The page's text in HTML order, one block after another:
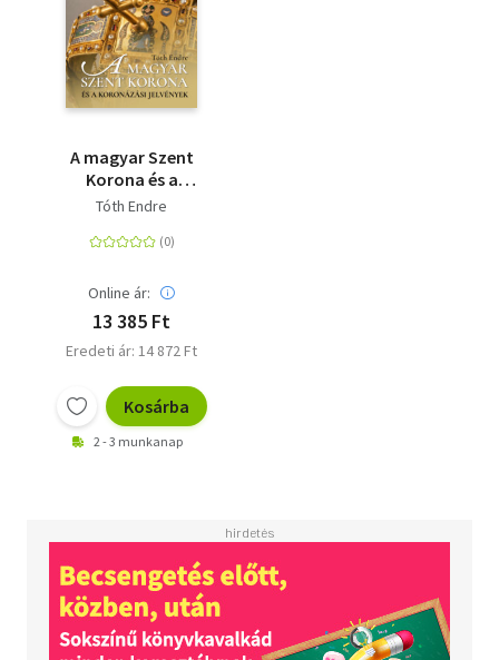
A magyar Szent
Korona és a
koronázási jelvények -
kiadás
Tóth Endre
Online ár:
13 385 Ft
Eredeti ár: 14 872 Ft
Kosárba
2 - 3 munkanap